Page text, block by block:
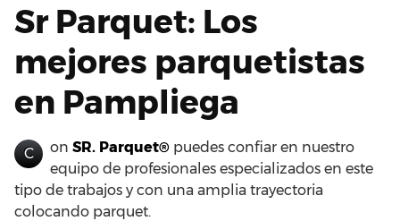
Sr Parquet: Los
mejores parquetistas
en Pampliega
C on SR. Parquet® puedes confiar en nuestro
equipo de profesionales especializados en este
tipo de trabajos y con una amplia trayectoria
colocando parquet.